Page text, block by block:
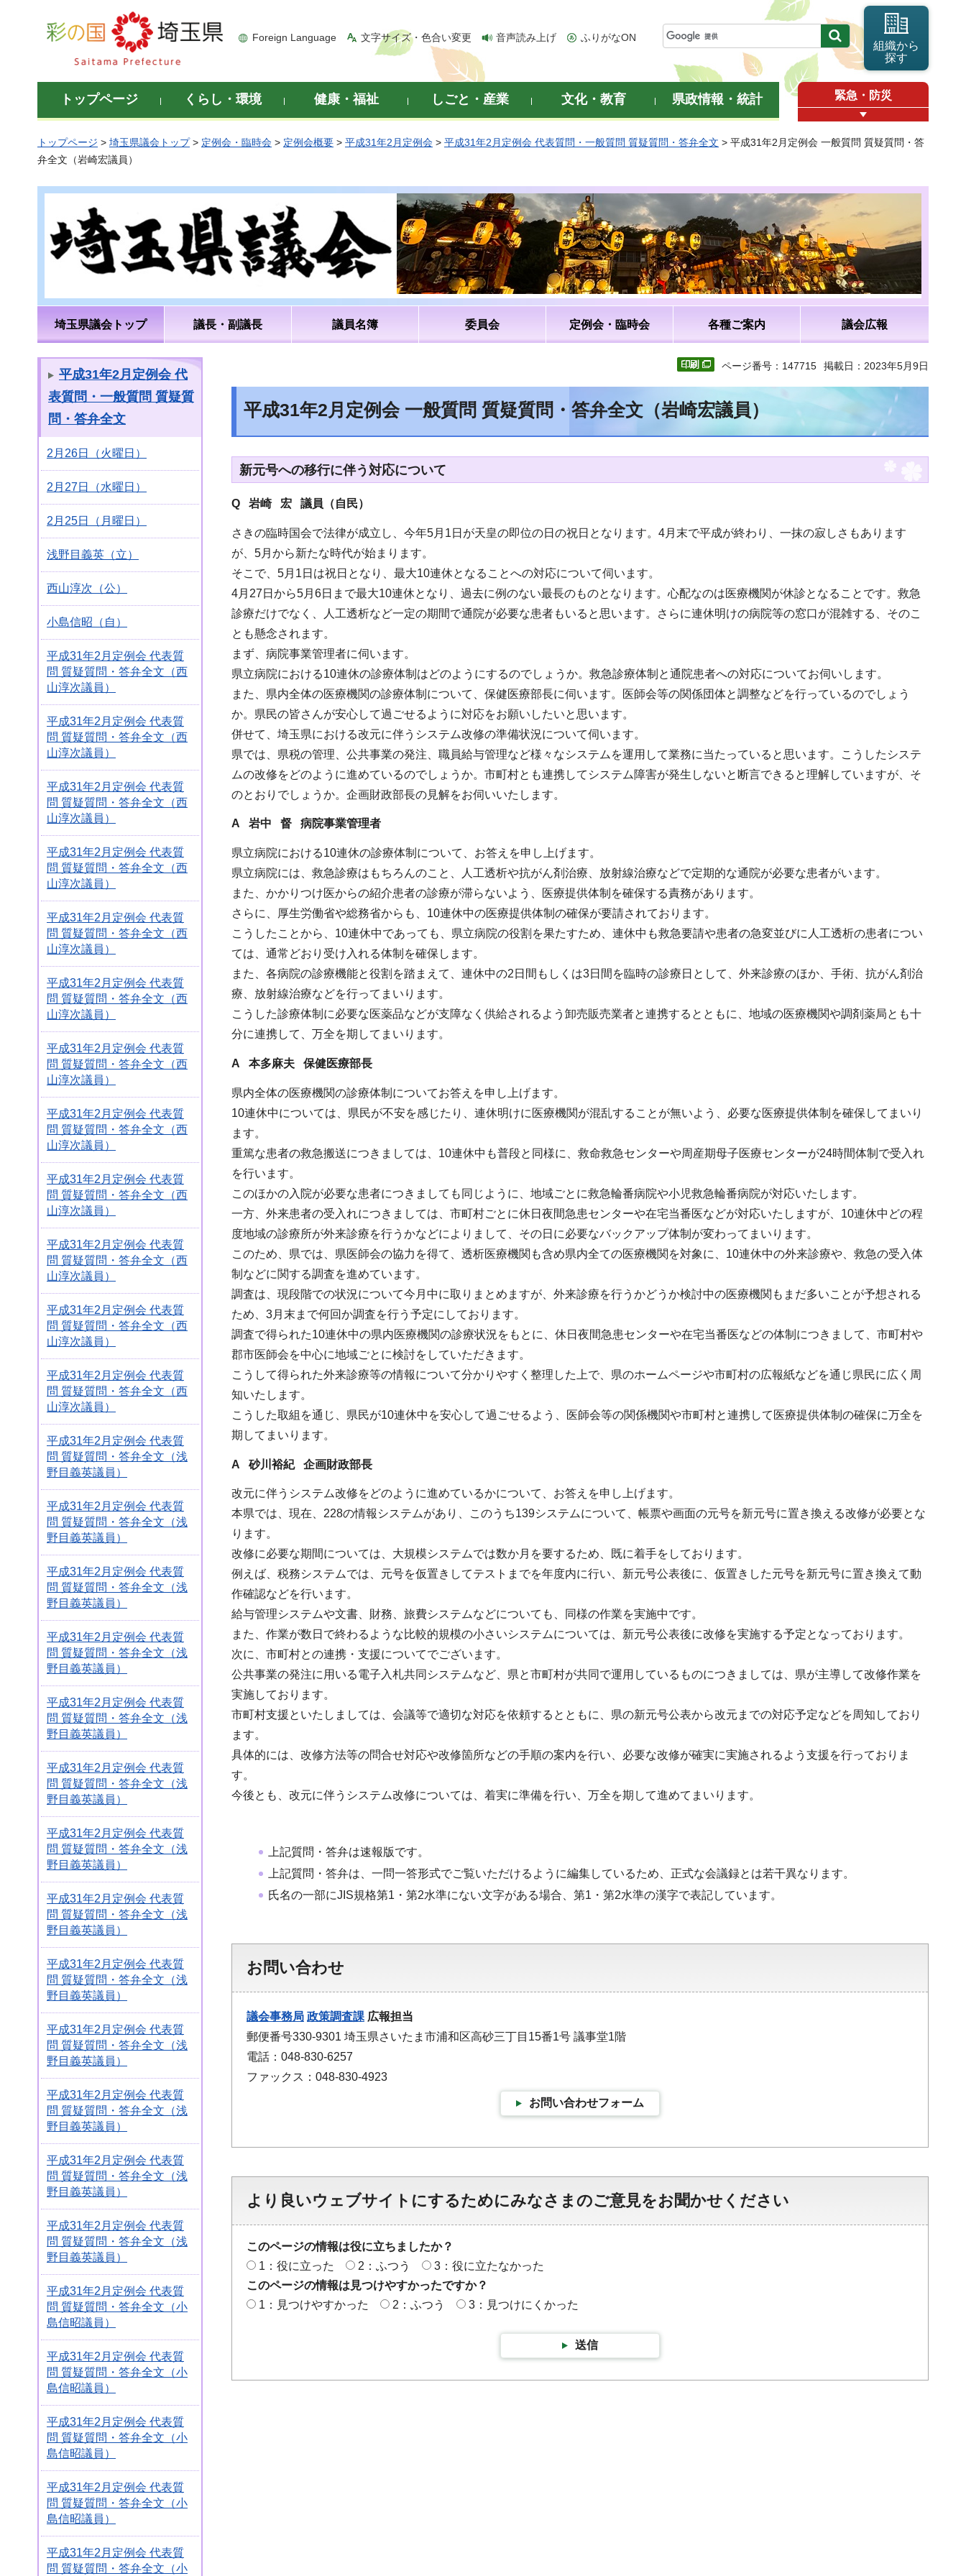
彩の国 埼玉県
Foreign Language 文字サイズ・色合い変更 音声読み上げ ふりがなON
組織から
探す
トップページ くらし・環境 健康・福祉 しごと・産業 文化・教育 県政情報・統計 緊急・防災
トップページ > 埼玉県議会トップ> 定例会・臨時会 > 定例会概要 > 平成31年2月定例会 > 平成31年2月定例会 代表質問・一般質問 質疑質問・答弁全文 > 平成31年2月定例会 一般質問 質疑質問・答
弁全文（岩崎宏議員）
埼玉県議会トップ 議長・副議長 議員名簿 委員会 定例会・臨時会 各種ご案内 議会広報
平成31年2月定例会 代
表質問・一般質問 質疑質
問・答弁全文
2月26日（火曜日）
2月27日（水曜日）
2月25日（月曜日）
浅野目義英（立）
西山淳次（公）
小島信昭（自）
平成31年2月定例会 代表質
問 質疑質問・答弁全文（西
山淳次議員）
平成31年2月定例会 代表質
問 質疑質問・答弁全文（西
山淳次議員）
平成31年2月定例会 代表質
問 質疑質問・答弁全文（西
山淳次議員）
平成31年2月定例会 代表質
問 質疑質問・答弁全文（西
山淳次議員）
平成31年2月定例会 代表質
問 質疑質問・答弁全文（西
山淳次議員）
平成31年2月定例会 代表質
問 質疑質問・答弁全文（西
山淳次議員）
平成31年2月定例会 代表質
問 質疑質問・答弁全文（西
山淳次議員）
平成31年2月定例会 代表質
問 質疑質問・答弁全文（西
山淳次議員）
平成31年2月定例会 代表質
問 質疑質問・答弁全文（西
山淳次議員）
平成31年2月定例会 代表質
問 質疑質問・答弁全文（西
山淳次議員）
平成31年2月定例会 代表質
問 質疑質問・答弁全文（西
山淳次議員）
平成31年2月定例会 代表質
問 質疑質問・答弁全文（西
山淳次議員）
平成31年2月定例会 代表質
問 質疑質問・答弁全文（浅
野目義英議員）
平成31年2月定例会 代表質
問 質疑質問・答弁全文（浅
野目義英議員）
平成31年2月定例会 代表質
問 質疑質問・答弁全文（浅
野目義英議員）
平成31年2月定例会 代表質
問 質疑質問・答弁全文（浅
野目義英議員）
平成31年2月定例会 代表質
問 質疑質問・答弁全文（浅
野目義英議員）
平成31年2月定例会 代表質
問 質疑質問・答弁全文（浅
野目義英議員）
平成31年2月定例会 代表質
問 質疑質問・答弁全文（浅
野目義英議員）
平成31年2月定例会 代表質
問 質疑質問・答弁全文（浅
野目義英議員）
平成31年2月定例会 代表質
問 質疑質問・答弁全文（浅
野目義英議員）
平成31年2月定例会 代表質
問 質疑質問・答弁全文（浅
野目義英議員）
平成31年2月定例会 代表質
問 質疑質問・答弁全文（浅
野目義英議員）
平成31年2月定例会 代表質
問 質疑質問・答弁全文（浅
野目義英議員）
平成31年2月定例会 代表質
問 質疑質問・答弁全文（浅
野目義英議員）
平成31年2月定例会 代表質
問 質疑質問・答弁全文（小
島信昭議員）
平成31年2月定例会 代表質
問 質疑質問・答弁全文（小
島信昭議員）
平成31年2月定例会 代表質
問 質疑質問・答弁全文（小
島信昭議員）
平成31年2月定例会 代表質
問 質疑質問・答弁全文（小
島信昭議員）
平成31年2月定例会 代表質
問 質疑質問・答弁全文（小
ページ番号：147715 掲載日：2023年5月9日
平成31年2月定例会 一般質問 質疑質問・答弁全文（岩崎宏議員）
新元号への移行に伴う対応について
Q 岩崎 宏 議員（自民）
さきの臨時国会で法律が成立し、今年5月1日が天皇の即位の日の祝日となります。4月末で平成が終わり、一抹の寂しさもあります
が、5月から新たな時代が始まります。
そこで、5月1日は祝日となり、最大10連休となることへの対応について伺います。
4月27日から5月6日まで最大10連休となり、過去に例のない最長のものとなります。心配なのは医療機関が休診となることです。救急
診療だけでなく、人工透析など一定の期間で通院が必要な患者もいると思います。さらに連休明けの病院等の窓口が混雑する、そのこ
とも懸念されます。
まず、病院事業管理者に伺います。
県立病院における10連休の診療体制はどのようにするのでしょうか。救急診療体制と通院患者への対応についてお伺いします。
また、県内全体の医療機関の診療体制について、保健医療部長に伺います。医師会等の関係団体と調整などを行っているのでしょう
か。県民の皆さんが安心して過ごせるように対応をお願いしたいと思います。
併せて、埼玉県における改元に伴うシステム改修の準備状況について伺います。
県では、県税の管理、公共事業の発注、職員給与管理など様々なシステムを運用して業務に当たっていると思います。こうしたシステ
ムの改修をどのように進めているのでしょうか。市町村とも連携してシステム障害が発生しないと断言できると理解していますが、そ
のとおりでしょうか。企画財政部長の見解をお伺いいたします。
A 岩中 督 病院事業管理者
県立病院における10連休の診療体制について、お答えを申し上げます。
県立病院には、救急診療はもちろんのこと、人工透析や抗がん剤治療、放射線治療などで定期的な通院が必要な患者がいます。
また、かかりつけ医からの紹介患者の診療が滞らないよう、医療提供体制を確保する責務があります。
さらに、厚生労働省や総務省からも、10連休中の医療提供体制の確保が要請されております。
こうしたことから、10連休中であっても、県立病院の役割を果たすため、連休中も救急要請や患者の急変並びに人工透析の患者につい
ては、通常どおり受け入れる体制を確保します。
また、各病院の診療機能と役割を踏まえて、連休中の2日間もしくは3日間を臨時の診療日として、外来診療のほか、手術、抗がん剤治
療、放射線治療などを行ってまいります。
こうした診療体制に必要な医薬品などが支障なく供給されるよう卸売販売業者と連携するとともに、地域の医療機関や調剤薬局とも十
分に連携して、万全を期してまいります。
A 本多麻夫 保健医療部長
県内全体の医療機関の診療体制についてお答えを申し上げます。
10連休中については、県民が不安を感じたり、連休明けに医療機関が混乱することが無いよう、必要な医療提供体制を確保してまいり
ます。
重篤な患者の救急搬送につきましては、10連休中も普段と同様に、救命救急センターや周産期母子医療センターが24時間体制で受入れ
を行います。
このほかの入院が必要な患者につきましても同じように、地域ごとに救急輪番病院や小児救急輪番病院が対応いたします。
一方、外来患者の受入れにつきましては、市町村ごとに休日夜間急患センターや在宅当番医などが対応いたしますが、10連休中どの程
度地域の診療所が外来診療を行うかなどによりまして、その日に必要なバックアップ体制が変わってまいります。
このため、県では、県医師会の協力を得て、透析医療機関も含め県内全ての医療機関を対象に、10連休中の外来診療や、救急の受入体
制などに関する調査を進めています。
調査は、現段階での状況について今月中に取りまとめますが、外来診療を行うかどうか検討中の医療機関もまだ多いことが予想される
ため、3月末まで何回か調査を行う予定にしております。
調査で得られた10連休中の県内医療機関の診療状況をもとに、休日夜間急患センターや在宅当番医などの体制につきまして、市町村や
郡市医師会を中心に地域ごとに検討をしていただきます。
こうして得られた外来診療等の情報について分かりやすく整理した上で、県のホームページや市町村の広報紙などを通じ県民に広く周
知いたします。
こうした取組を通じ、県民が10連休中を安心して過ごせるよう、医師会等の関係機関や市町村と連携して医療提供体制の確保に万全を
期してまいります。
A 砂川裕紀 企画財政部長
改元に伴うシステム改修をどのように進めているかについて、お答えを申し上げます。
本県では、現在、228の情報システムがあり、このうち139システムについて、帳票や画面の元号を新元号に置き換える改修が必要とな
ります。
改修に必要な期間については、大規模システムでは数か月を要するため、既に着手をしております。
例えば、税務システムでは、元号を仮置きしてテストまでを年度内に行い、新元号公表後に、仮置きした元号を新元号に置き換えて動
作確認などを行います。
給与管理システムや文書、財務、旅費システムなどについても、同様の作業を実施中です。
また、作業が数日で終わるような比較的規模の小さいシステムについては、新元号公表後に改修を実施する予定となっております。
次に、市町村との連携・支援についてでございます。
公共事業の発注に用いる電子入札共同システムなど、県と市町村が共同で運用しているものにつきましては、県が主導して改修作業を
実施しております。
市町村支援といたしましては、会議等で適切な対応を依頼するとともに、県の新元号公表から改元までの対応予定などを周知しており
ます。
具体的には、改修方法等の問合せ対応や改修箇所などの手順の案内を行い、必要な改修が確実に実施されるよう支援を行っておりま
す。
今後とも、改元に伴うシステム改修については、着実に準備を行い、万全を期して進めてまいります。
上記質問・答弁は速報版です。
上記質問・答弁は、一問一答形式でご覧いただけるように編集しているため、正式な会議録とは若干異なります。
氏名の一部にJIS規格第1・第2水準にない文字がある場合、第1・第2水準の漢字で表記しています。
お問い合わせ
議会事務局 政策調査課 広報担当
郵便番号330-9301 埼玉県さいたま市浦和区高砂三丁目15番1号 議事堂1階
電話：048-830-6257
ファックス：048-830-4923
お問い合わせフォーム
より良いウェブサイトにするためにみなさまのご意見をお聞かせください
このページの情報は役に立ちましたか？
1：役に立った
2：ふつう
3：役に立たなかった
このページの情報は見つけやすかったですか？
1：見つけやすかった
2：ふつう 3：見つけにくかった
送信